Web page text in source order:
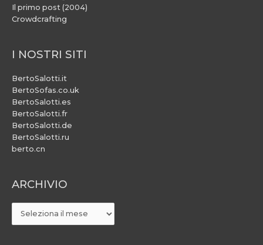
Il primo post (2004)
Crowdcrafting
I NOSTRI SITI
BertoSalotti.it
BertoSofas.co.uk
BertoSalotti.es
BertoSalotti.fr
BertoSalotti.de
BertoSalotti.ru
berto.cn
ARCHIVIO
ARCHIVIO